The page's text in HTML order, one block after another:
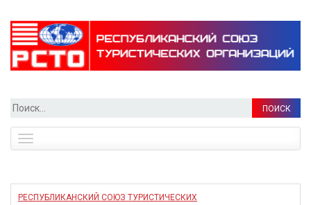
Найти:
navigation
РЕСПУБЛИКАНСКИЙ СОЮЗ ТУРИСТИЧЕСКИХ